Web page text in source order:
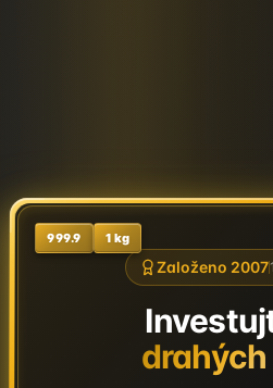
999.9 1 kg
Založeno 2007
drahých